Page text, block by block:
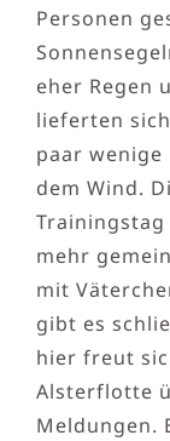
Personen
eher Regen
lieferten sich
paar
dem Wind.
mehr
mit
gibt es
hier freut
Alsterflotte
Meldungen.